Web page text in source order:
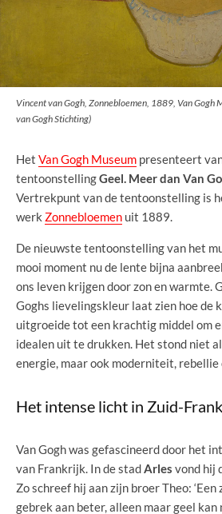
Vincent van Gogh, Zonnebloemen, 1889, Van Gogh
van Gogh Stichting)
Het Van Gogh Museum presenteert
tentoonstellingGeel. Meer dan Van
Vertrekpunt van de tentoonstelling is
werk Zonnebloemen uit 1889.
De nieuwste tentoonstelling van het
mooi moment nu de lente bijna
ons leven krijgen door zon en warmte.
Goghs lievelingskleur laat zien hoe de
uitgroeide tot een krachtig middel om
idealen uit te drukken. Het stond niet
energie, maar ook moderniteit,
Het intense licht in Zuid-
Van Gogh was gefascineerd door het
van Frankrijk. In de stadArles vond hij
Zo schreef hij aan zijn broer Theo:
gebrek aan beter, alleen maar geel kan